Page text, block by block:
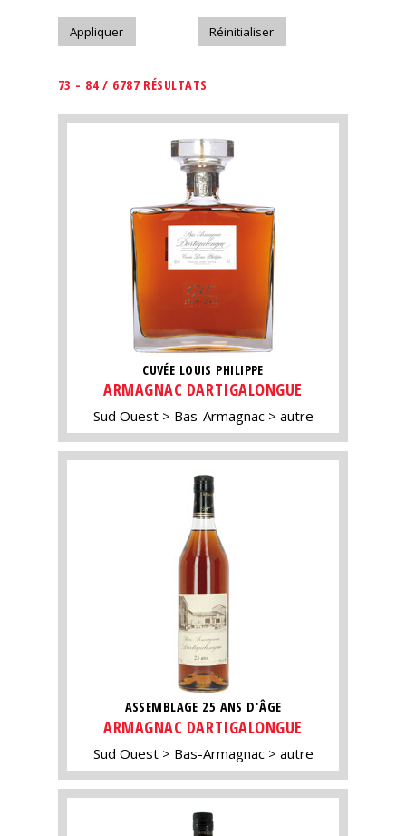
73 - 84 / 6787 RÉSULTATS
CUVÉE LOUIS PHILIPPE
ARMAGNAC DARTIGALONGUE
Sud Ouest Bas-Armagnac autre
ASSEMBLAGE 25 ANS D'ÂGE
ARMAGNAC DARTIGALONGUE
Sud Ouest Bas-Armagnac autre